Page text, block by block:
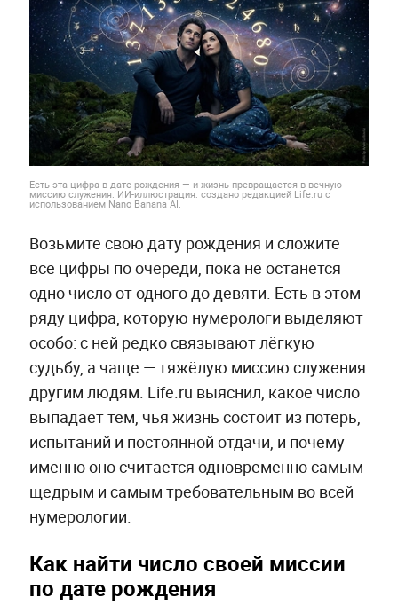
Есть эта цифра в дате рождения — и жизнь превращается в вечную
миссию служения. ИИ-иллюстрация: создано редакцией Life.ru с
использованием Nano Banana AI.
Возьмите свою дату рождения и сложите
все цифры по очереди, пока не останется
одно число от одного до девяти. Есть в этом
ряду цифра, которую нумерологи выделяют
особо: с ней редко связывают лёгкую
судьбу, а чаще — тяжёлую миссию служения
другим людям. Life.ru выяснил, какое число
выпадает тем, чья жизнь состоит из потерь,
испытаний и постоянной отдачи, и почему
именно оно считается одновременно самым
щедрым и самым требовательным во всей
нумерологии.
Как найти число своей миссии
по дате рождения